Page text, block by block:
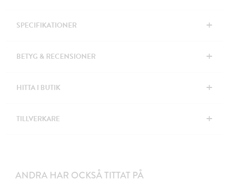
SPECIFIKATIONER +
BETYG & RECENSIONER +
HITTA I BUTIK +
TILLVERKARE +
ANDRA HAR OCKSÅ TITTAT PÅ